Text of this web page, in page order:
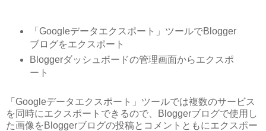
「Googleデータエクスポート」ツールでBlogger
ブログをエクスポート
Bloggerダッシュボードの管理画面からエクスポ
ート
「Googleデータエクスポート」ツールでは複数のサービス
を同時にエクスポートできるので、Bloggerブログで使用し
た画像をBloggerブログの投稿とコメントともにエクスポー